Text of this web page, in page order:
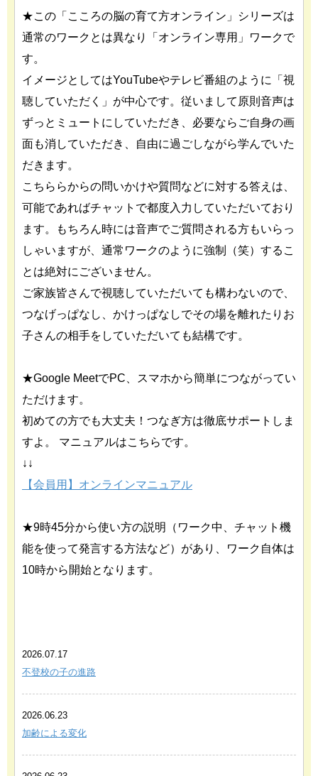
★この「こころの脳の育て方オンライン」シリーズは
通常のワークとは異なり「オンライン専用」ワークで
す。
イメージとしてはYouTubeやテレビ番組のように「視
聴していただく」が中心です。従いまして原則音声は
ずっとミュートにしていただき、必要ならご自身の画
面も消していただき、自由に過ごしながら学んでいた
だきます。
こちららからの問いかけや質問などに対する答えは、
可能であればチャットで都度入力していただいており
ます。もちろん時には音声でご質問される方もいらっ
しゃいますが、通常ワークのように強制（笑）するこ
とは絶対にございません。
ご家族皆さんで視聴していただいても構わないので、
つなげっぱなし、かけっぱなしでその場を離れたりお
子さんの相手をしていただいても結構です。
★Google MeetでPC、スマホから簡単につながってい
ただけます。
初めての方でも大丈夫！つなぎ方は徹底サポートしま
すよ。 マニュアルはこちらです。
↓↓
【会員用】オンラインマニュアル
★9時45分から使い方の説明（ワーク中、チャット機
能を使って発言する方法など）があり、ワーク自体は
10時から開始となります。
2026.07.17
不登校の子の進路
2026.06.23
加齢による変化